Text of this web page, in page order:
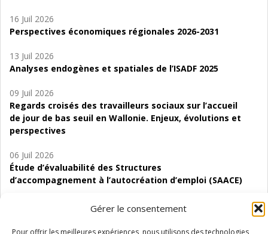
Gérer le consentement
Pour offrir les meilleures expériences, nous utilisons des technologies
16 Juil 2026
Perspectives économiques régionales 2026-2031
13 Juil 2026
Analyses endogènes et spatiales de l’ISADF 2025
09 Juil 2026
Regards croisés des travailleurs sociaux sur l’accueil
de jour de bas seuil en Wallonie. Enjeux, évolutions et
perspectives
06 Juil 2026
Étude d’évaluabilité des Structures
d’accompagnement à l’autocréation d’emploi (SAACE)
d’offre de soins pour comprendre la situation en